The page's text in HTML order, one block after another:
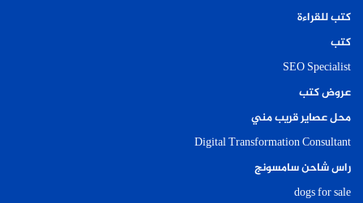
كتب للقراءة
كتب
SEO Specialist
عروض كتب
محل عصاير قريب مني
Digital Transformation Consultant
راس شاحن سامسونج
dogs for sale